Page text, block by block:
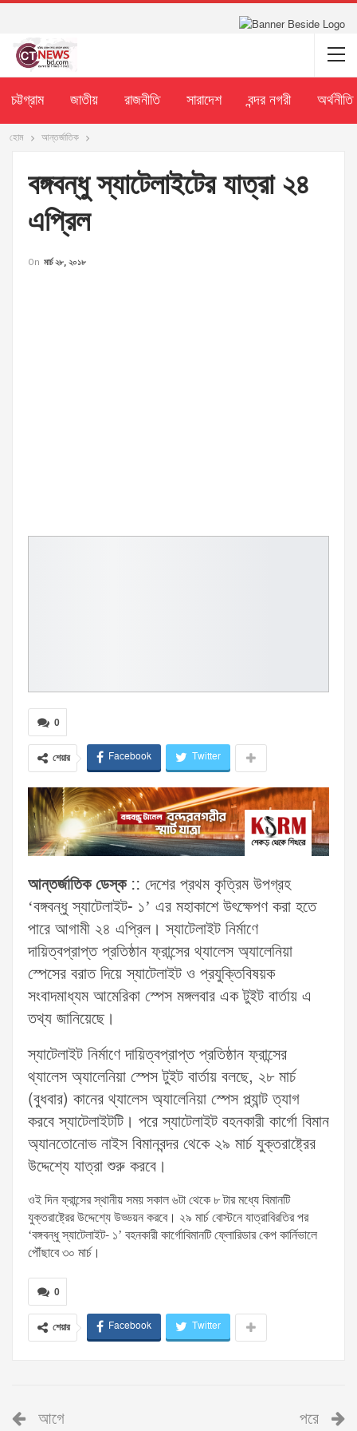
চট্টগ্রাম জাতীয় রাজনীতি সারাদেশ বন্দর নগরী অর্থনীতি
হোম আন্তর্জাতিক
বঙ্গবন্ধু স্যাটেলাইটের যাত্রা ২৪
এপ্রিল
On মার্চ ২৮, ২০১৮
0
শেয়ার Facebook Twitter
আন্তর্জাতিক ডেস্ক :: দেশের প্রথম কৃত্রিম উপগ্রহ
‘বঙ্গবন্ধু স্যাটেলাইট- ১’ এর মহাকাশে উৎক্ষেপণ করা হতে
পারে আগামী ২৪ এপ্রিল। স্যাটেলাইট নির্মাণে
দায়িত্বপ্রাপ্ত প্রতিষ্ঠান ফ্রান্সের থ্যালেস অ্যালেনিয়া
স্পেসের বরাত দিয়ে স্যাটেলাইট ও প্রযুক্তিবিষয়ক
সংবাদমাধ্যম আমেরিকা স্পেস মঙ্গলবার এক টুইট বার্তায় এ
তথ্য জানিয়েছে।
স্যাটেলাইট নির্মাণে দায়িত্বপ্রাপ্ত প্রতিষ্ঠান ফ্রান্সের
থ্যালেস অ্যালেনিয়া স্পেস টুইট বার্তায় বলছে, ২৮ মার্চ
(বুধবার) কানের থ্যালেস অ্যালেনিয়া স্পেস প্ল্যান্ট ত্যাগ
করবে স্যাটেলাইটটি। পরে স্যাটেলাইট বহনকারী কার্গো বিমান
অ্যানতোনোভ নাইস বিমানবন্দর থেকে ২৯ মার্চ যুক্তরাষ্ট্রের
উদ্দেশ্যে যাত্রা শুরু করবে।
ওই দিন ফ্রান্সের স্থানীয় সময় সকাল ৬টা থেকে ৮ টার মধ্যে বিমানটি
যুক্তরাষ্ট্রের উদ্দেশ্যে উড্ডয়ন করবে। ২৯ মার্চ বোস্টনে যাত্রাবিরতির পর
‘বঙ্গবন্ধু স্যাটেলাইট- ১’ বহনকারী কার্গোবিমানটি ফ্লোরিডার কেপ কার্নিভালে
পৌঁছাবে ৩০ মার্চ।
0
শেয়ার Facebook Twitter
আগে পরে